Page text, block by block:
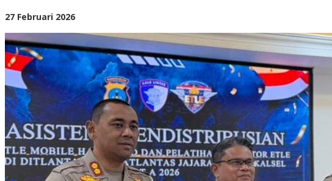
Mobile
Handheld
di
Polda
Kalsel
27 Februari 2026oleh